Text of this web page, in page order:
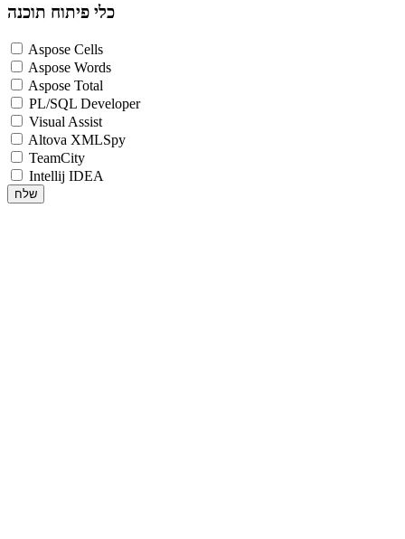
כלי פיתוח תוכנה
Aspose Cells
Aspose Words
Aspose Total
PL/SQL Developer
Visual Assist
Altova XMLSpy
TeamCity
Intellij IDEA